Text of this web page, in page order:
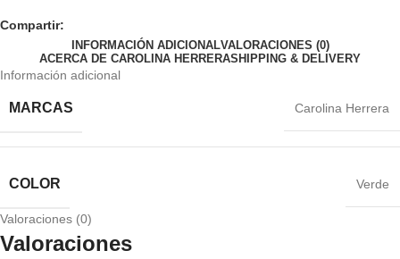
Compartir:
INFORMACIÓN ADICIONALVALORACIONES (0)
ACERCA DE CAROLINA HERRERASHIPPING & DELIVERY
Información adicional
MARCAS Carolina Herrera
COLOR Verde
Valoraciones (0)
Valoraciones